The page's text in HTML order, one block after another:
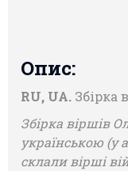
Опис:
RU, UA. Збірка
Збірка віршів
українською (у
склали вірші